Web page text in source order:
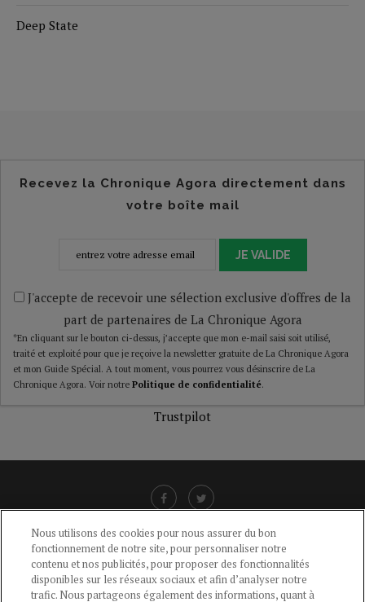
Deep State
Recevez la Chronique Agora directement dans
votre boîte mail
JE VALIDE
J'accepte de recevoir une sélection exclusive d'offres de la
part de partenaires de La Chronique Agora
*En cliquant sur le bouton ci-dessus, j’accepte que mon e-mail saisi soit utilisé,
traité et exploité pour que je reçoive la newsletter gratuite de La Chronique Agora
et mon Guide Spécial. A tout moment, vous pourrez vous désinscrire de La
Chronique Agora. Voir notre Politique de confidentialité.
Trustpilot
LIENS UTILES
CGU-POLITIQUE DE CONFIDENTIALITÉ -POLITIQUE DES COOKIES
MENTIONS LÉGALES -AIDE
Nous utilisons des cookies pour nous assurer du bon
fonctionnement de notre site, pour personnaliser notre
contenu et nos publicités, pour proposer des fonctionnalités
disponibles sur les réseaux sociaux et afin d’analyser notre
trafic. Nous partageons également des informations, quant à